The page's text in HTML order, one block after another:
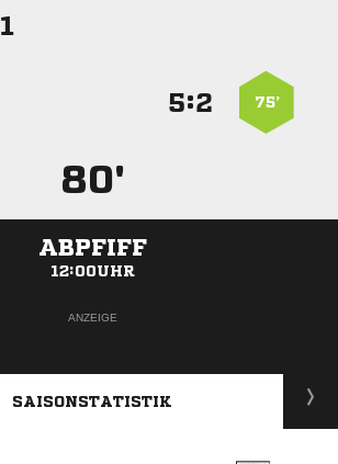

75’
:
80'
ABPFIFF
12:00UHR
ANZEIGE
SAISONSTATISTIK